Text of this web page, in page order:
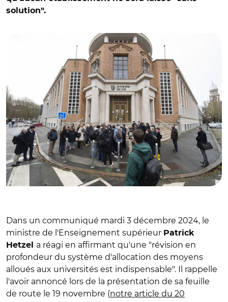
solution".
Dans un communiqué mardi 3 décembre 2024, le
ministre de l'Enseignement supérieur Patrick
Hetzel a réagi en affirmant qu'une "révision en
profondeur du système d'allocation des moyens
alloués aux universités est indispensable". Il rappelle
l'avoir annoncé lors de la présentation de sa feuille
de route le 19 novembre (notre article du 20